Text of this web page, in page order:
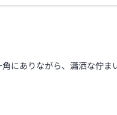
にありながら、瀟洒な佇